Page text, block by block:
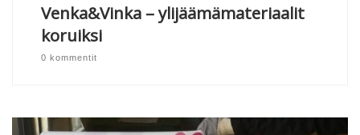
Venka&Vinka – ylijäämämateriaalit
koruiksi
0 kommentit